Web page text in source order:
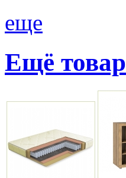
еще
Ещё